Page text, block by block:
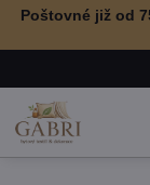
Poštovné již od